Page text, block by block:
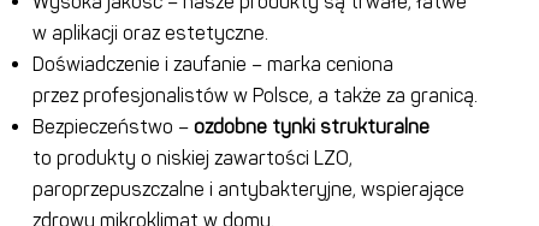
w aplikacji oraz estetyczne.
Doświadczenie i zaufanie – marka ceniona
przez profesjonalistów w Polsce, a także za granicą.
Bezpieczeństwo –ozdobne tynki strukturalne
to produkty o niskiej zawartości LZO,
paroprzepuszczalne i antybakteryjne, wspierające
zdrowy mikroklimat w domu.